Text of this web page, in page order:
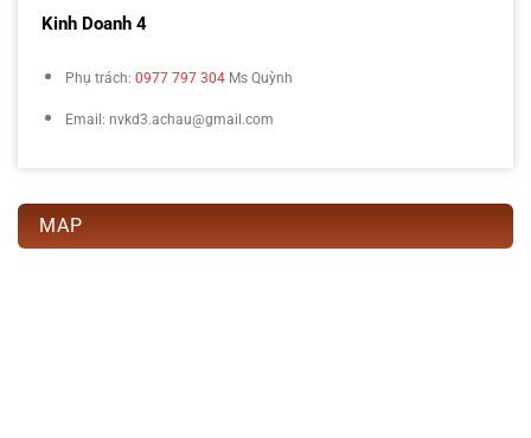
Kinh Doanh 4
Phụ trách: 0977 797 304 Ms Quỳnh
Email: nvkd3.achau@gmail.com
MAP